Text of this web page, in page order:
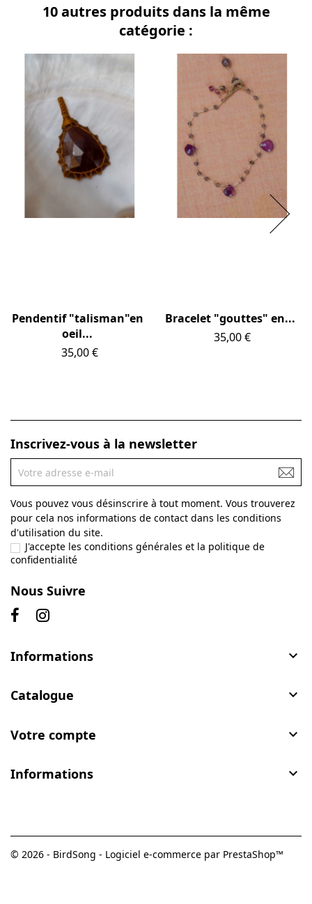
10 autres produits dans la même
catégorie :
Pendentif "talisman"en
oeil...
Prix
35,00 €
Bracelet "gouttes" en...
Prix
35,00 €
Inscrivez-vous à la newsletter
Vous pouvez vous désinscrire à tout moment. Vous trouverez
pour cela nos informations de contact dans les conditions
d'utilisation du site.
J'accepte les conditions générales et la politique de
confidentialité
Nous Suivre
Informations 
Catalogue 
Votre compte 
Informations 
© 2026 - BirdSong - Logiciel e-commerce par PrestaShop™